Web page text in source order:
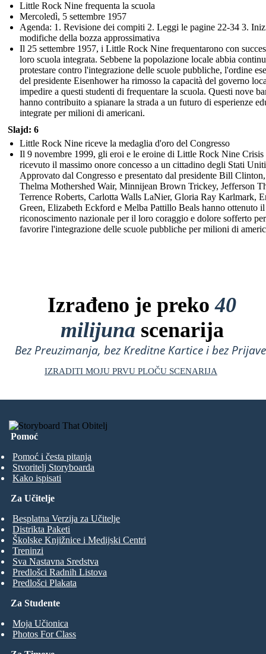
Little Rock Nine frequenta la scuola
Mercoledì, 5 settembre 1957
Agenda: 1. Revisione dei compiti 2. Leggi le pagine 22-34 3.
modifiche della bozza approssimativa
Il 25 settembre 1957, i Little Rock Nine frequentarono con
loro scuola integrata. Sebbene la popolazione locale abbia
protestare contro l'integrazione delle scuole pubbliche, l'ordine
del presidente Eisenhower ha rimosso la capacità del governo
impedire a questi studenti di frequentare la scuola. Questi nove
hanno contribuito a spianare la strada a un futuro di esperienze
integrate per milioni di americani.
Slajd: 6
Little Rock Nine riceve la medaglia d'oro del Congresso
Il 9 novembre 1999, gli eroi e le eroine di Little Rock Nine Crisis
ricevuto il massimo onore concesso a un cittadino degli Stati
Approvato dal Congresso e presentato dal presidente Bill Clinton,
Thelma Mothershed Wair, Minnijean Brown Trickey, Jefferson
Terrence Roberts, Carlotta Walls LaNier, Gloria Ray Karlmark,
Green, Elizabeth Eckford e Melba Pattillo Beals hanno ottenuto il
riconoscimento nazionale per il loro coraggio e dolore sofferto per
favorire l'integrazione delle scuole pubbliche per milioni di
Izrađeno je preko40
milijuna scenarija
Bez Preuzimanja, bez Kreditne Kartice i bez
IZRADITI MOJU PRVU PLOČU SCENARIJA
Pomoć
Pomoć i česta pitanja
Stvoritelj Storyboarda
Kako ispisati
Za Studente
Moja Učionica
Photos For Class
Za Učitelje
Besplatna Verzija za Učitelje
Distrikta Paketi
Školske Knjižnice i Medijski Centri
Treninzi
Sva Nastavna Sredstva
Predlošci Radnih Listova
Predlošci Plakata